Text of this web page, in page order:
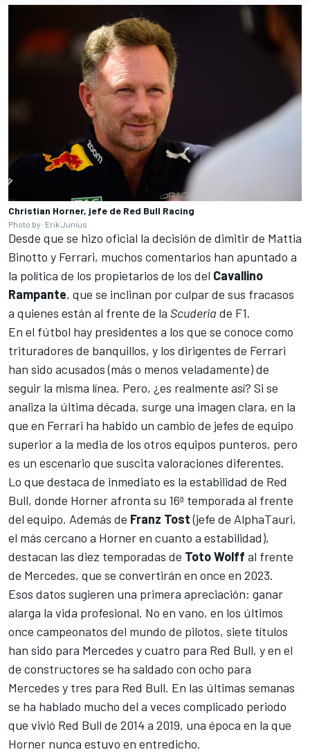
Christian Horner, jefe de Red Bull Racing
Photo by: Erik Junius
Desde que se hizo oficial la decisión de dimitir de Mattia
Binotto y Ferrari, muchos comentarios han apuntado a
la política de los propietarios de los del Cavallino
Rampante, que se inclinan por culpar de sus fracasos
a quienes están al frente de la Scuderia de F1.
En el fútbol hay presidentes a los que se conoce como
trituradores de banquillos, y los dirigentes de Ferrari
han sido acusados (más o menos veladamente) de
seguir la misma línea. Pero, ¿es realmente así? Si se
analiza la última década, surge una imagen clara, en la
que en Ferrari ha habido un cambio de jefes de equipo
superior a la media de los otros equipos punteros, pero
es un escenario que suscita valoraciones diferentes.
Lo que destaca de inmediato es la estabilidad de Red
Bull, donde Horner afronta su 16ª temporada al frente
del equipo. Además de Franz Tost(jefe de AlphaTauri,
el más cercano a Horner en cuanto a estabilidad),
destacan las diez temporadas de Toto Wolff al frente
de Mercedes, que se convertirán en once en 2023.
Esos datos sugieren una primera apreciación: ganar
alarga la vida profesional. No en vano, en los últimos
once campeonatos del mundo de pilotos, siete títulos
han sido para Mercedes y cuatro para Red Bull, y en el
de constructores se ha saldado con ocho para
Mercedes y tres para Red Bull. En las últimas semanas
se ha hablado mucho del a veces complicado periodo
que vivió Red Bull de 2014 a 2019, una época en la que
Horner nunca estuvo en entredicho.